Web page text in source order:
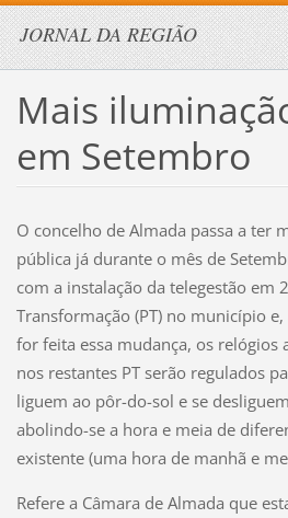
JORNAL DA REGIÃO
Mais
em Setembro
O concelho de Almada passa a ter
pública já durante o mês de
com a instalação da telegestão em
Transformação (PT) no município
for feita essa mudança, os relógios
nos restantes PT serão regulados
liguem ao pôr-do-sol e se
abolindo-se a hora e meia de
existente (uma hora de manhã e
Refere a Câmara de Almada que